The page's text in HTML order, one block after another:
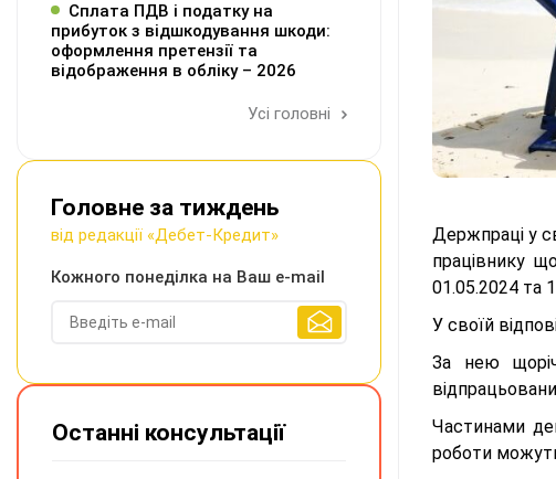
Держпраці у
працівнику
01.05.2024 та
У своїй
За нею
Частинами
роботи
Сплата ПДВ і податку на
прибуток з відшкодування шкоди:
оформлення претензії та
відображення в обліку – 2026
Усі головні
Головне за тиждень
від редакції «Дебет-Кредит»
Кожного понеділка на Ваш e-mail
Останні консультації